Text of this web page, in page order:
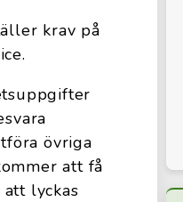
krav på
övriga
att få
lyckas